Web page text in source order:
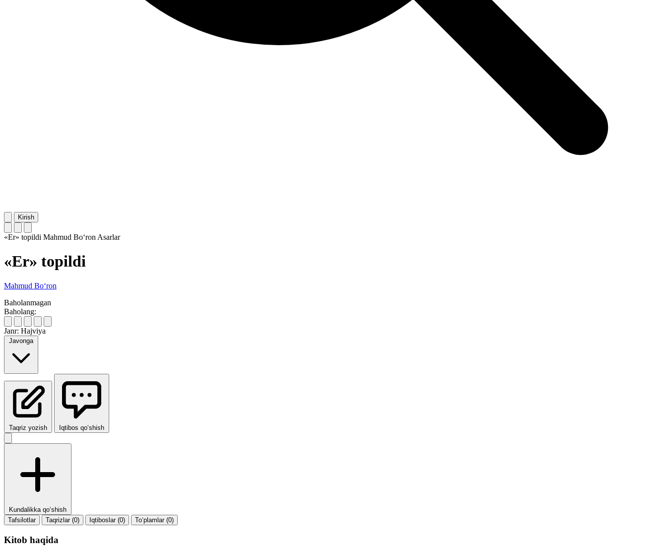
Kirish
«Er» topildi Mahmud Bo‘ron Asarlar
«Er» topildi
Mahmud Bo‘ron
Baholanmagan
Baholang:
Janr: Hajviya
Javonga
Taqriz yozish Iqtibos qo‘shish
Kundalikka qo‘shish
Tafsilotlar
Taqrizlar (0) Iqtiboslar (0) To‘plamlar (0)
Kitob haqida